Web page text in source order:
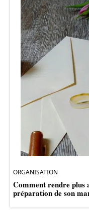
ORGANISATION
Comment rendre plus
préparation de son